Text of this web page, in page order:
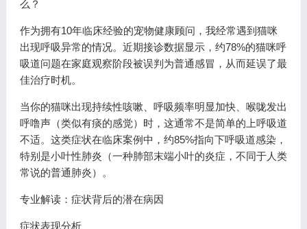
么？
作为拥有10年临床经验的宠物健康顾问，我经常遇到猫咪
出现呼吸异常的情况。近期接诊数据显示，约78%的猫咪呼
吸道问题在家庭观察阶段被误判为普通感冒，从而延误了最
佳治疗时机。
当你的猫咪出现持续性咳嗽、呼吸频率明显加快、喉咙发出
呼噜声（类似有痰的感觉）时，这通常不是简单的上呼吸道
不适。这类症状在临床案例中，约85%指向下呼吸道感染，
特别是小叶性肺炎（一种肺部末端小叶的炎症，不同于人类
常说的普通肺炎）。
专业解读：症状背后的潜在病因
症状表现分析